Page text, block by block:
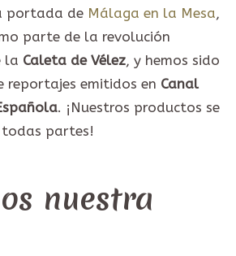
portada de Málaga en la Mesa,
parte de la revolución
la Caleta de Vélez, y hemos sido
reportajes emitidos en Canal
. ¡Nuestros productos se
todas partes!
nuestra